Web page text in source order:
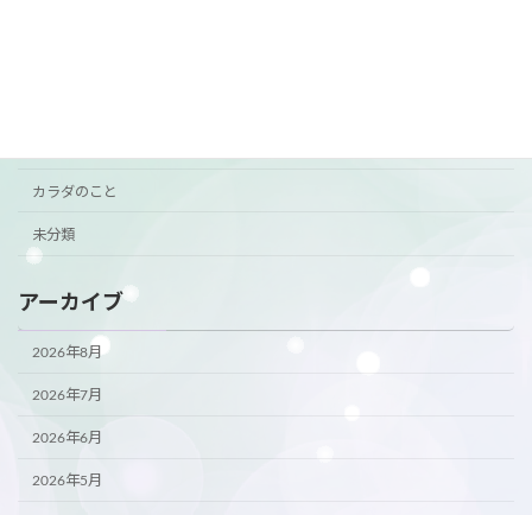
カラダのこと
未分類
アーカイブ
2026年8月
2026年7月
2026年6月
2026年5月